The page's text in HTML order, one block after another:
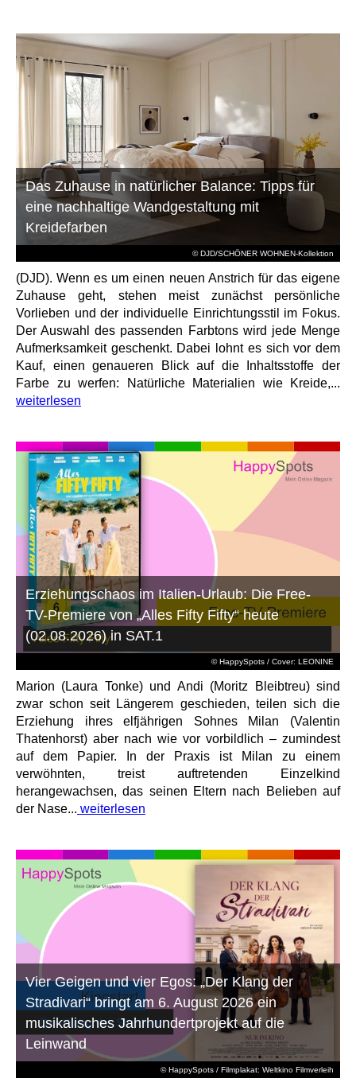
© DJD/SCHÖNER WOHNEN-Kollektion
Das Zuhause in natürlicher Balance: Tipps für
eine nachhaltige Wandgestaltung mit
Kreidefarben
(DJD). Wenn es um einen neuen Anstrich für das eigene
Zuhause geht, stehen meist zunächst persönliche
Vorlieben und der individuelle Einrichtungsstil im Fokus.
Der Auswahl des passenden Farbtons wird jede Menge
Aufmerksamkeit geschenkt. Dabei lohnt es sich vor dem
Kauf, einen genaueren Blick auf die Inhaltsstoffe der
Farbe zu werfen: Natürliche Materialien wie Kreide,...
weiterlesen
© HappySpots / Cover: LEONINE
Erziehungschaos im Italien-Urlaub: Die Free-
TV-Premiere von „Alles Fifty Fifty“ heute
(02.08.2026) in SAT.1
Marion (Laura Tonke) und Andi (Moritz Bleibtreu) sind
zwar schon seit Längerem geschieden, teilen sich die
Erziehung ihres elfjährigen Sohnes Milan (Valentin
Thatenhorst) aber nach wie vor vorbildlich – zumindest
auf dem Papier. In der Praxis ist Milan zu einem
verwöhnten, treist auftretenden Einzelkind
herangewachsen, das seinen Eltern nach Belieben auf
der Nase... weiterlesen
© HappySpots / Filmplakat: Weltkino Filmverleih
Vier Geigen und vier Egos: „Der Klang der
Stradivari“ bringt am 6. August 2026 ein
musikalisches Jahrhundertprojekt auf die
Leinwand